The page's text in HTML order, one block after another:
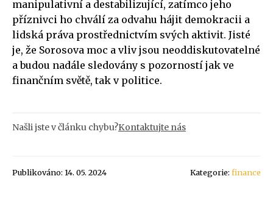
manipulativní a destabilizující, zatímco jeho
příznivci ho chválí za odvahu hájit demokracii a
lidská práva prostřednictvím svých aktivit. Jisté
je, že Sorosova moc a vliv jsou neoddiskutovatelné
a budou nadále sledovány s pozorností jak ve
finančním světě, tak v politice.
Našli jste v článku chybu?Kontaktujte nás
Publikováno: 14. 05. 2024 Kategorie: finance